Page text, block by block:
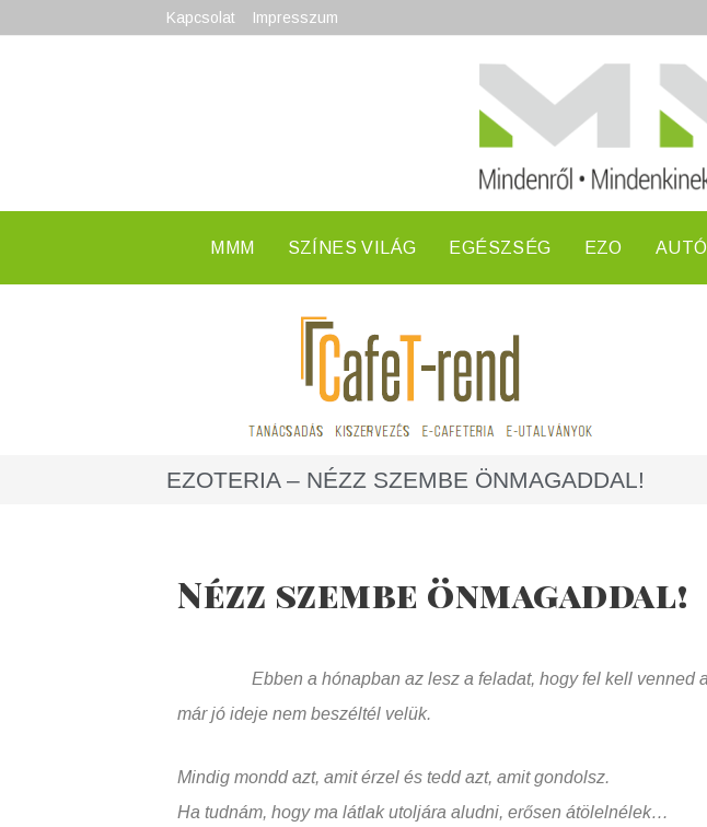
Kapcsolat Impresszum
MMM SZÍNES VILÁG EGÉSZSÉG EZO AUTÓ
EZOTERIA – NÉZZ SZEMBE ÖNMAGADDAL!
Nézz szembe önmagaddal!
Ebben a hónapban az lesz a feladat, hogy fel kell venned a
már jó ideje nem beszéltél velük.
Mindig mondd azt, amit érzel és tedd azt, amit gondolsz.
Ha tudnám, hogy ma látlak utoljára aludni, erősen átölelnélek…